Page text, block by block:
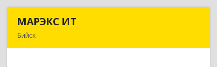
МАРЭКС ИТ
Бийск